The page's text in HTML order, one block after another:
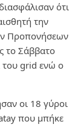
ότι
την
Προπονήσεων
το Σάββατο
του grid ενώ ο
οι 18 γύροι
που μπήκε